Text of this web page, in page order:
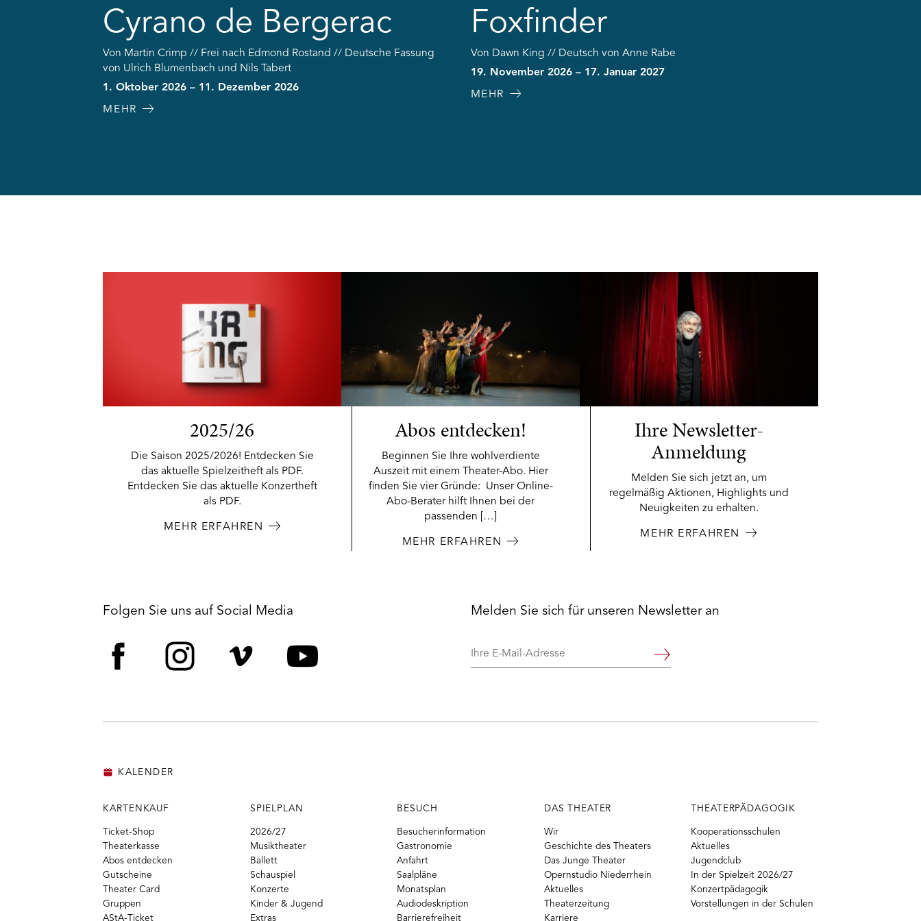
Cyrano de Bergerac
Von Martin Crimp // Frei nach Edmond Rostand // Deutsche Fassung
von Ulrich Blumenbach und Nils Tabert
1. Oktober 2026 – 11. Dezember 2026
MEHR
Foxfinder
Von Dawn King // Deutsch von Anne Rabe
19. November 2026 – 17. Januar 2027
MEHR
2025/26
Die Saison 2025/2026! Entdecken Sie
das aktuelle Spielzeitheft als PDF.
Entdecken Sie das aktuelle Konzertheft
als PDF.
MEHR ERFAHREN
Abos entdecken!
Beginnen Sie Ihre wohlverdiente
Auszeit mit einem Theater-Abo. Hier
finden Sie vier Gründe: Unser Online-
Abo-Berater hilft Ihnen bei der
passenden […]
MEHR ERFAHREN
Ihre Newsletter-
Anmeldung
Melden Sie sich jetzt an, um
regelmäßig Aktionen, Highlights und
Neuigkeiten zu erhalten.
MEHR ERFAHREN
Folgen Sie uns auf Social Media Melden Sie sich für unseren Newsletter an
Ihre
Weiter
KALENDER
KARTENKAUF
Ticket-Shop
Theaterkasse
Abos entdecken
Gutscheine
Theater Card
Gruppen
AStA-Ticket
SPIELPLAN
2026/27
Musiktheater
Ballett
Schauspiel
Konzerte
Kinder & Jugend
Extras
BESUCH
Besucherinformation
Gastronomie
Anfahrt
Saalpläne
Monatsplan
Audiodeskription
Barrierefreiheit
DAS THEATER
Wir
Geschichte des Theaters
Das Junge Theater
Opernstudio Niederrhein
Aktuelles
Theaterzeitung
Karriere
THEATERPÄDAGOGIK
Kooperationsschulen
Aktuelles
Jugendclub
In der Spielzeit 2026/27
Konzertpädagogik
Vorstellungen in der Schulen